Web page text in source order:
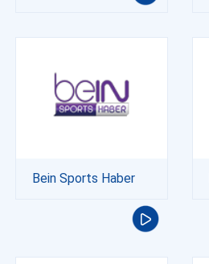
Bein Sports Haber